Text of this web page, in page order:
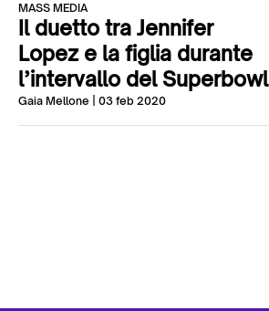
Chi siamo
Contatti
MASS MEDIA
Il duetto tra Jennifer
Lopez e la figlia durante
l’intervallo del Superbowl
Gaia Mellone | 03 feb 2020